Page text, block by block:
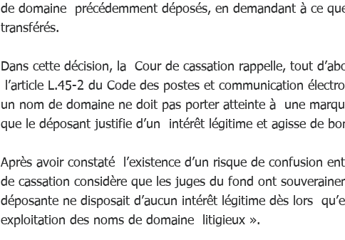
de domaine  précédemment déposés, en demandant à ce
transférés.
Dans cette décision, la  Cour de cassation rappelle, tout
l’article L.45-2 du Code des postes et communication
un nom de domaine ne doit pas porter atteinte à  une
que le déposant justifie d’un  intérêt légitime et agisse de
Après avoir constaté  l’existence d’un risque de confusion
de cassation considère que les juges du fond ont
déposante ne disposait d’aucun intérêt légitime dès lors
exploitation des noms de domaine  litigieux ».